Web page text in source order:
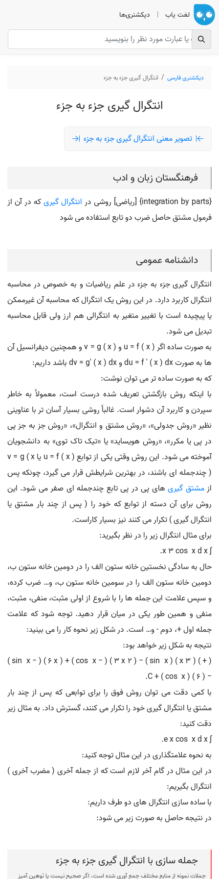
لغت یاب | دیکشنری‌ها
دیکشنری فارسی انتگرال گیری جزء به جزء
انتگرال گیری جزء به جزء
تصویر معنی انتگرال گیری جزء به جزء
فرهنگستان زبان و ادب
{integration by parts} [ریاضی] روشی در انتگرال گیریکه در آن از
فرمول مشتق حاصل ضرب دو تابع استفاده می شود
دانشنامه عمومی
انتگرال گیری جزء به جزء در علم ریاضیات و به خصوص در محاسبه
انتگرال کاربرد دارد. در این روش یک انتگرال که محاسبه آن غیرممکن
یا پیچیده است با تغییر متغیر به انتگرالی هم ارز ولی قابل محاسبه
تبدیل می شود.
به صورت ساده اگر u = f ( x ) و v = g ( x ) و همچنین دیفرانسیل آن
ها به صورت du = f ' ( x ) dx و dv = g' ( x ) dx باشد داریم:
که به صورت ساده تر می توان نوشت:
با اینکه روش بازگشتی تعریف شده درست است، معمولاً به خاطر
سپردن و کاربرد آن دشوار است. غالباً روشی بسیار آسان تر با عناوینی
نظیر «روش جدولی»، «روش مشتق و انتگرال»، «روش جز به جز پی
در پی یا مکرر»، «روش هویساید» یا «تیک تاک توی» به دانشجویان
آموخته می شود. این روش وقتی یکی از توابع u = f ( x ) یا v = g ( x
) چندجمله ای باشند، در بهترین شرایطش قرار می گیرد، چونکه پس
ازمشتق گیریهای پی در پی تابع چندجمله ای صفر می شود. این
روش برای آن دسته از توابع که خود را ( پس از چند بار مشتق یا
انتگرال گیری ) تکرار می کنند نیز بسیار کاراست.
برای مثال انتگرال زیر را در نظر بگیرید:
∫ x 3 cos ⁡ x d x.
حال به سادگی نخستین خانه ستون الف را در دومین خانه ستون ب،
دومین خانه ستون الف را در سومین خانه ستون ب، و… ضرب کرده،
و سپس علامت این جمله ها را با شروع از اولی مثبت، منفی، مثبت،
منفی و همین طور یکی در میان قرار دهید. توجه شود که علامت
جمله اول +، دوم - و… است. در شکل زیر نحوه کار را می بینید:
نتیجه به شکل زیر خواهد بود:
( + ) ( x 3 ) ( sin ⁡ x ) − ( 3 x 2 ) ( − cos ⁡ x ) + ( 6 x ) ( − sin ⁡ x )
− ( 6 ) ( cos ⁡ x ) + C.
با کمی دقت می توان روش فوق را برای توابعی که پس از چند بار
مشتق یا انتگرال گیری خود را تکرار می کنند، گسترش داد. به مثال زیر
دقت کنید:
∫ e x cos ⁡ x d x.
به نحوه علامتگذاری در این مثال توجه کنید:
در این مثال در گام آخر لازم است که از جمله آخری ( مضرب آخری )
انتگرال بگیریم:
با ساده سازی انتگرال های دو طرف داریم:
در نتیجه حاصل به صورت زیر می شود:
جمله سازی با انتگرال گیری جزء به جزء
جملات نمونه از منابع مختلف جمع آوری شده است، اگر صحیح نیست یا توهین آمیز